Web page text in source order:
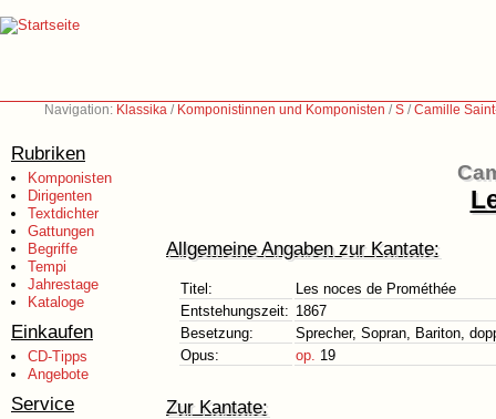
Navigation: Klassika / Komponistinnen und Komponisten /S /Camille
Rubriken
Komponisten
Dirigenten
Textdichter
Gattungen
Begriffe
Tempi
Jahrestage
Kataloge
Einkaufen
CD-Tipps
Angebote
Service
Allgemeine Angaben zur Kantate:
Titel:
Les noces de Prométhée
Entstehungszeit: 1867
Besetzung:
Sprecher, Sopran, Bariton,
Opus:
op. 19
Zur Kantate: